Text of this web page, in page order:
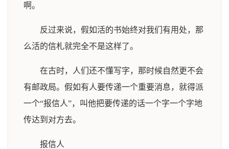
啊。
反过来说，假如活的书始终对我们有用处，那
么活的信札就完全不是这样了。
在古时，人们还不懂写字，那时候自然更不会
有邮政局。假如有人要传递一个重要消息，就得派
一个“报信人”，叫他把要传递的话一个字一个字地
传达到对方去。
报信人